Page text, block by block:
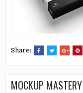
Share:
MOCKUP MASTERY